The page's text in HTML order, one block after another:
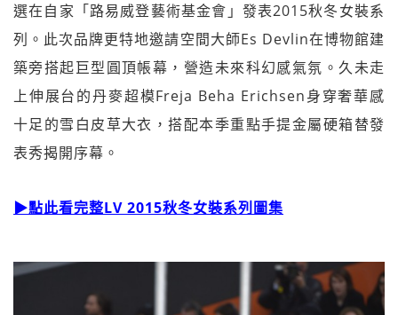
選在自家「路易威登藝術基金會」發表2015秋冬女裝系
列。此次品牌更特地邀請空間大師Es Devlin在博物館建
築旁搭起巨型圓頂帳幕，營造未來科幻感氣氛。久未走
上伸展台的丹麥超模Freja Beha Erichsen身穿奢華感
十足的雪白皮草大衣，搭配本季重點手提金屬硬箱替發
表秀揭開序幕。
▶點此看完整LV 2015秋冬女裝系列圖集